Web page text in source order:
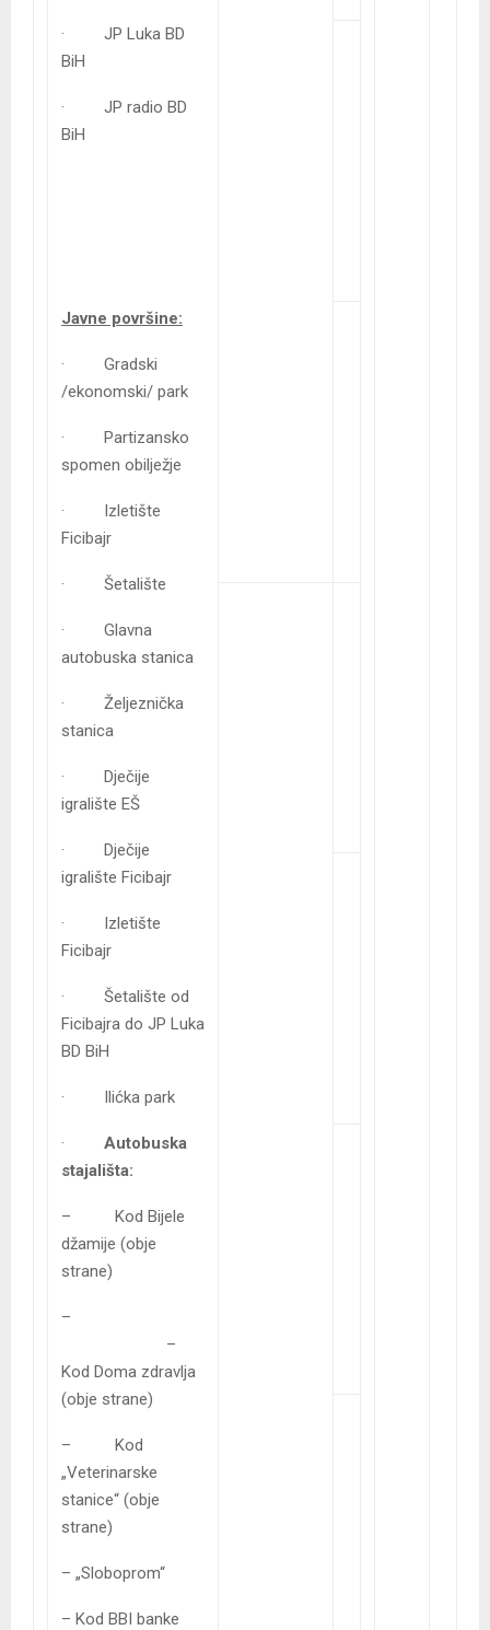
· JP Luka BD
BiH
· JP radio BD
BiH
Javne površine:
· Gradski
/ekonomski/ park
· Partizansko
spomen obilježje
· Izletište
Ficibajr
· Šetalište
· Glavna
autobuska stanica
· Željeznička
stanica
· Dječije
igralište EŠ
· Dječije
igralište Ficibajr
· Izletište
Ficibajr
· Šetalište od
Ficibajra do JP Luka
BD BiH
· Ilićka park
· Autobuska
stajališta:
– Kod Bijele
džamije (obje
strane)
–
–
Kod Doma zdravlja
(obje strane)
– Kod
„Veterinarske
stanice“ (obje
strane)
– „Sloboprom“
– Kod BBI banke